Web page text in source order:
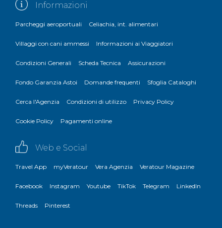
Informazioni
Parcheggi aeroportuali Celiachia, int. alimentari
Villaggi con cani ammessi Informazioni ai Viaggiatori
Condizioni Generali Scheda Tecnica Assicurazioni
Fondo Garanzia Astoi Domande frequenti Sfoglia Cataloghi
Cerca l'Agenzia Condizioni di utilizzo Privacy Policy
Cookie Policy Pagamenti online
Web e Social
Travel App myVeratour Vera Agenzia Veratour Magazine
Facebook Instagram Youtube TikTok Telegram LinkedIn
Threads Pinterest